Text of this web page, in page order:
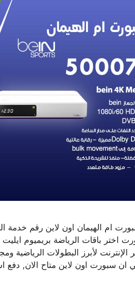
لأبرز البطولات الرياضية
ان سبورت اون لاين متاح الان,